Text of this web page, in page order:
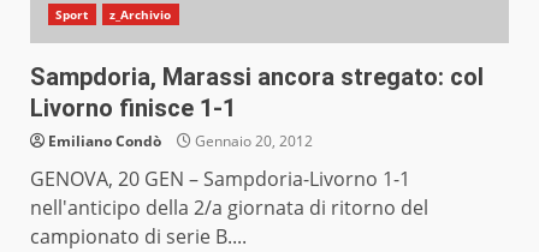
Sport z_Archivio
Sampdoria, Marassi ancora stregato: col
Livorno finisce 1-1
Emiliano Condò Gennaio 20, 2012
GENOVA, 20 GEN – Sampdoria-Livorno 1-1
nell'anticipo della 2/a giornata di ritorno del
campionato di serie B....